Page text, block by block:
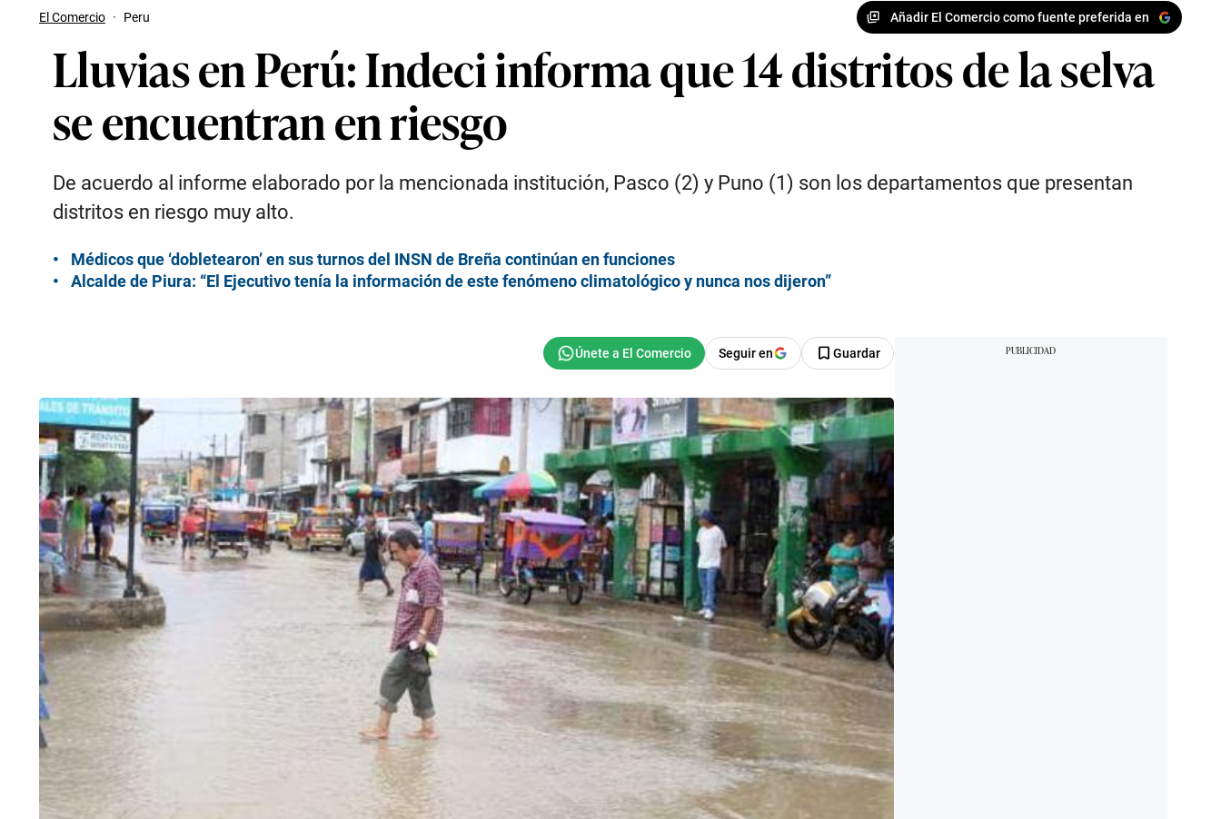
El Comercio · Peru Añadir El Comercio como fuente preferida en
Lluvias en Perú: Indeci informa que 14 distritos de la selva
se encuentran en riesgo
De acuerdo al informe elaborado por la mencionada institución, Pasco (2) y Puno (1) son los departamentos que presentan
distritos en riesgo muy alto.
Médicos que ‘dobletearon’ en sus turnos del INSN de Breña continúan en funciones
Alcalde de Piura: “El Ejecutivo tenía la información de este fenómeno climatológico y nunca nos dijeron”
Seguir en Guardar